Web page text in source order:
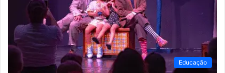
Educação